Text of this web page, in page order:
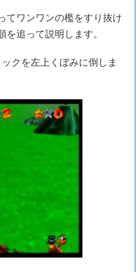
てワンワンの檻をすり抜け
追って説明します。
クを左上くぼみに倒しま